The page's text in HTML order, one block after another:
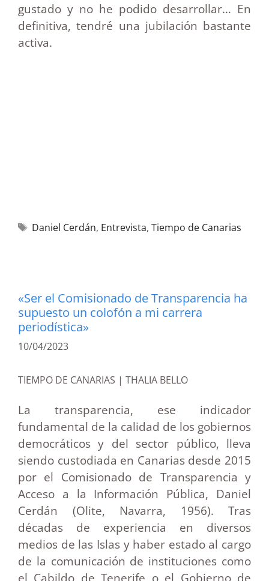
gustado y no he podido desarrollar… En
definitiva, tendré una jubilación bastante
activa.
Daniel Cerdán, Entrevista, Tiempo de Canarias
«Ser el Comisionado de Transparencia ha
supuesto un colofón a mi carrera
periodística»
10/04/2023
TIEMPO DE CANARIAS | THALIA BELLO
La transparencia, ese indicador
fundamental de la calidad de los gobiernos
democráticos y del sector público, lleva
siendo custodiada en Canarias desde 2015
por el Comisionado de Transparencia y
Acceso a la Información Pública, Daniel
Cerdán (Olite, Navarra, 1956). Tras
décadas de experiencia en diversos
medios de las Islas y haber estado al cargo
de la comunicación de instituciones como
el Cabildo de Tenerife o el Gobierno de